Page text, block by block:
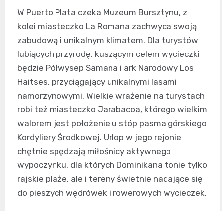
W Puerto Plata czeka Muzeum Bursztynu, z
kolei miasteczko La Romana zachwyca swoją
zabudową i unikalnym klimatem. Dla turystów
lubiących przyrodę, kuszącym celem wycieczki
będzie Półwysep Samana i ark Narodowy Los
Haitses, przyciągający unikalnymi lasami
namorzynowymi. Wielkie wrażenie na turystach
robi też miasteczko Jarabacoa, którego wielkim
walorem jest położenie u stóp pasma górskiego
Kordyliery Środkowej. Urlop w jego rejonie
chętnie spędzają miłośnicy aktywnego
wypoczynku, dla których Dominikana tonie tylko
rajskie plaże, ale i tereny świetnie nadające się
do pieszych wędrówek i rowerowych wycieczek.